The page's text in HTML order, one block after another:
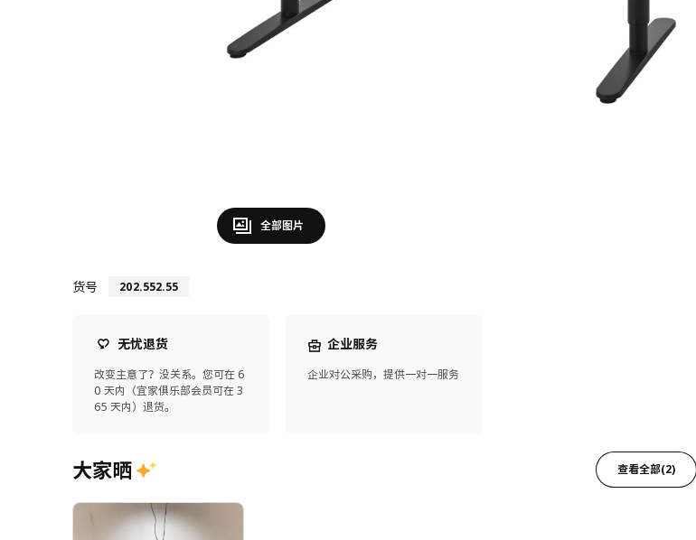
全部图片
货号 202.552.55
无忧退货
改变主意了？没关系。您可在 6
0 天内（宜家俱乐部会员可在 3
65 天内）退货。
企业服务
企业对公采购，提供一对一服务
大家晒 查看全部(2)